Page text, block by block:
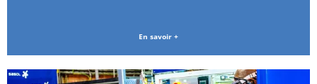
En savoir +